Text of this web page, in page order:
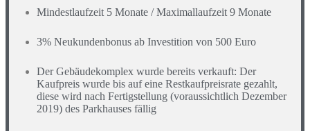
Mindestlaufzeit 5 Monate / Maximallaufzeit 9 Monate
3% Neukundenbonus ab Investition von 500 Euro
Der Gebäudekomplex wurde bereits verkauft: Der
Kaufpreis wurde bis auf eine Restkaufpreisrate gezahlt,
diese wird nach Fertigstellung (voraussichtlich Dezember
2019) des Parkhauses fällig